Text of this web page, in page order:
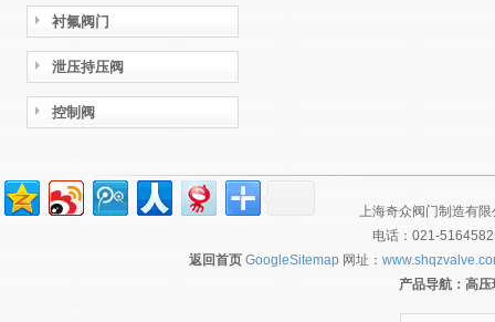
衬氟阀门
泄压持压阀
控制阀
上海奇众阀门制造有
电话：021-
返回首页 GoogleSitemap 网址：
产品导航： 高压